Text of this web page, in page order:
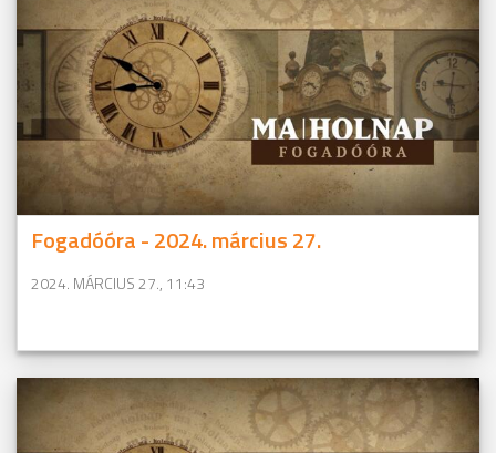
Fogadóóra - 2024. március 27.
2024. MÁRCIUS 27., 11:43